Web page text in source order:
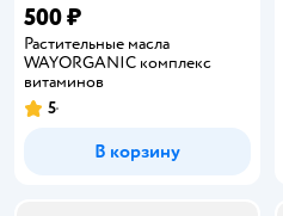
500 ₽
Растительные масла
WAYORGANIC комплекс
витаминов
Рейтинг:
5
В корзину